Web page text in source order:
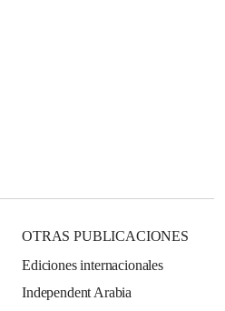
OTRAS PUBLICACIONES
Ediciones internacionales
Independent Arabia